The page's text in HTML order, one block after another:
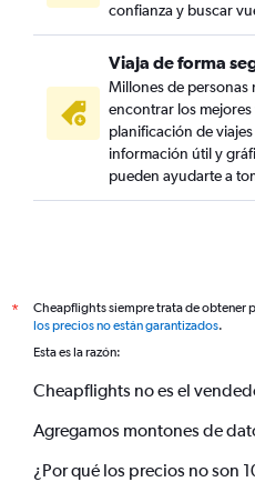
confianza y buscar
Viaja de forma
Millones de personas
encontrar los
planificación de
información útil y
pueden ayudarte a
*
Cheapflights siempre trata de obtener
los precios no están garantizados.
Esta es la razón:
Cheapflights no es el
Agregamos montones de
¿Por qué los precios no son